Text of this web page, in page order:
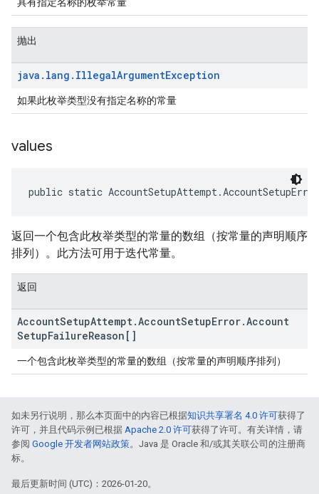
抛出
java . lang . IllegalArgumentException
如果此枚举类型没有指定名称的常量
values
public static
返回一个包含此枚举类型的常量的数组（按常量的声明顺序
排列）。此方法可用于迭代常量。
返回
AccountSetupAttempt.AccountSetupError.Account
SetupFailureReason[]
一个包含此枚举类型的常量的数组（按常量的声明顺序排列）
如未另行说明，那么本页面中的内容已根据知识共享署名 4.0 许可获得了
许可，并且代码示例已根据 Apache 2.0 许可获得了许可。有关详情，请
参阅 Google 开发者网站政策。Java 是 Oracle 和/或其关联公司的注册商
标。
最后更新时间 (UTC)：2026-01-20。